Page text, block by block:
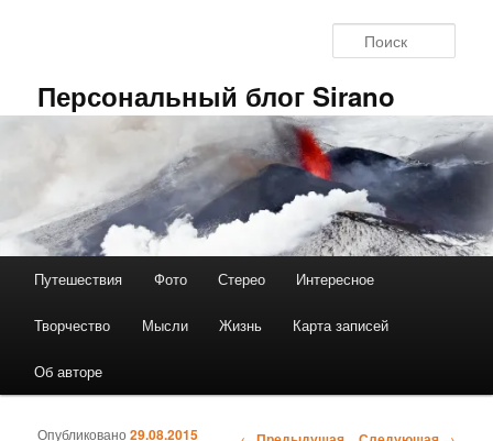
Персональный блог Sirano
Главное меню
Путешествия Фото Стерео Интересное
Творчество Мысли Жизнь Карта записей
Об авторе
Опубликовано29.08.2015